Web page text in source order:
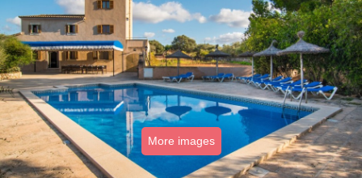
More images